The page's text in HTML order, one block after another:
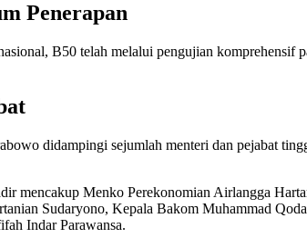
Penerapan
B50 telah melalui pengujian komprehensif
didampingi sejumlah menteri dan pejabat
mencakup Menko Perekonomian Airlangga
Sudaryono, Kepala Bakom Muhammad
Indar Parawansa.